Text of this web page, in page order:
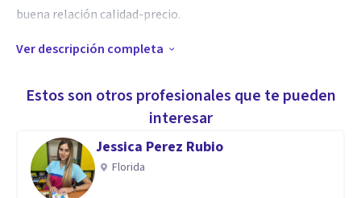
buena relación calidad-precio.
Psicologia Integral.
Ver descripción completa
Estos son otros profesionales que te pueden
interesar
Jessica Perez Rubio
Florida